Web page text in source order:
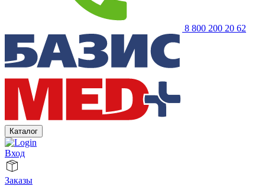
8 800 200 20 62
Каталог
Вход
Заказы